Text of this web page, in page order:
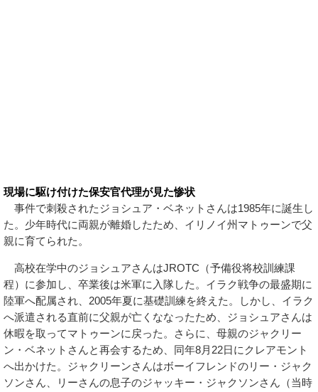
現場に駆け付けた保安官代理が見た惨状
事件で刺殺されたジョシュア・ベネットさんは1985年に誕生し
た。少年時代に両親が離婚したため、イリノイ州マトゥーンで父
親に育てられた。
高校在学中のジョシュアさんはJROTC（予備役将校訓練課
程）に参加し、卒業後は米軍に入隊した。イラク戦争の最盛期に
陸軍へ配属され、2005年夏に基礎訓練を終えた。しかし、イラク
へ派遣される直前に父親が亡くななったため、ジョシュアさんは
休暇を取ってマトゥーンに戻った。さらに、母親のジャクリー
ン・ベネットさんと再会するため、同年8月22日にクレアモント
へ出かけた。ジャクリーンさんはボーイフレンドのリー・ジャク
ソンさん、リーさんの息子のジャッキー・ジャクソンさん（当時